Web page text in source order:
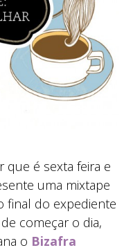
que é sexta feira e
uma mixtape
final do expediente
começar o dia,
o Bizafra